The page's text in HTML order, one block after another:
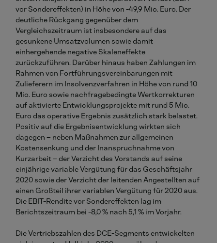
vor Sondereffekten) in Höhe von -49,9 Mio. Euro. Der
deutliche Rückgang gegenüber dem
Vergleichszeitraum ist insbesondere auf das
gesunkene Umsatzvolumen sowie damit
einhergehende negative Skaleneffekte
zurückzuführen. Darüber hinaus haben Zahlungen im
Rahmen von Fortführungsvereinbarungen mit
Zulieferern im Insolvenzverfahren in Höhe von rund 10
Mio. Euro sowie nachfragebedingte Wertkorrekturen
auf aktivierte Entwicklungsprojekte mit rund 5 Mio.
Euro das operative Ergebnis zusätzlich stark belastet.
Positiv auf die Ergebnisentwicklung wirkten sich
dagegen – neben Maßnahmen zur allgemeinen
Kostensenkung und der Inanspruchnahme von
Kurzarbeit – der Verzicht des Vorstands auf seine
einjährige variable Vergütung für das Geschäftsjahr
2020 sowie der Verzicht der leitenden Angestellten auf
einen Großteil ihrer variablen Vergütung für 2020 aus.
Die EBIT-Rendite vor Sondereffekten lag im
Berichtszeitraum bei -8,0 % nach 5,1 % im Vorjahr.
Die Vertriebszahlen des DCE-Segments entwickelten